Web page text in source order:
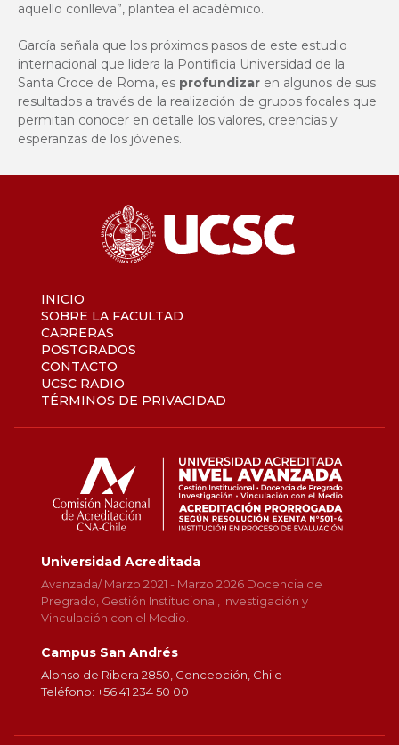
aquello conlleva”, plantea el académico.
García señala que los próximos pasos de este estudio
internacional que lidera la Pontificia Universidad de la
Santa Croce de Roma, es profundizar en algunos de sus
resultados a través de la realización de grupos focales que
permitan conocer en detalle los valores, creencias y
esperanzas de los jóvenes.
INICIO
SOBRE LA FACULTAD
CARRERAS
POSTGRADOS
CONTACTO
UCSC RADIO
TÉRMINOS DE PRIVACIDAD
Universidad Acreditada
Avanzada/ Marzo 2021 - Marzo 2026 Docencia de
Pregrado, Gestión Institucional, Investigación y
Vinculación con el Medio.
Campus San Andrés
Alonso de Ribera 2850, Concepción, Chile
Teléfono: +56 41 234 50 00